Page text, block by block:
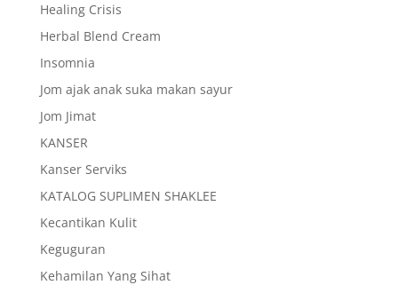
Healing Crisis
Herbal Blend Cream
Insomnia
Jom ajak anak suka makan sayur
Jom Jimat
KANSER
Kanser Serviks
KATALOG SUPLIMEN SHAKLEE
Kecantikan Kulit
Keguguran
Kehamilan Yang Sihat